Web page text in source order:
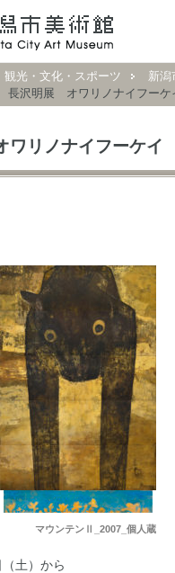
観光・文化・スポーツ 新潟
長沢明展 オワリノナイフーケ
リノナイフーケイ
マウンテンⅡ_2007_個人蔵
土）から